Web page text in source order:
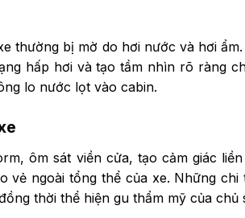
thường bị mờ do hơi nước và hơi
hấp hơi và tạo tầm nhìn rõ ràng
lo nước lọt vào cabin.
ôm sát viền cửa, tạo cảm giác
vẻ ngoài tổng thể của xe. Những
thời thể hiện gu thẩm mỹ của chủ